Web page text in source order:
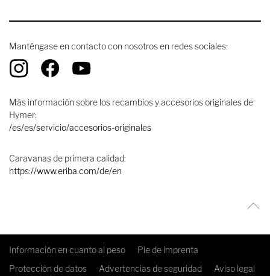
Manténgase en contacto con nosotros en redes sociales:
Más información sobre los recambios y accesorios originales de
Hymer:
/es/es/servicio/accesorios-originales
Caravanas de primera calidad:
https://www.eriba.com/de/en
Información en cuanto al peso
Pie de imprenta
Protección de datos
Advertencias de seguridad Aviso legal